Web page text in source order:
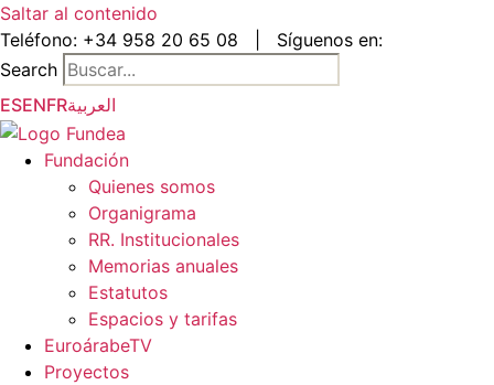
Saltar al contenido
Teléfono: +34 958 20 65 08
Síguenos en:
Search
ESENFRالعربية
Fundación
Quienes somos
Organigrama
RR. Institucionales
Memorias anuales
Estatutos
Espacios y tarifas
EuroárabeTV
Proyectos